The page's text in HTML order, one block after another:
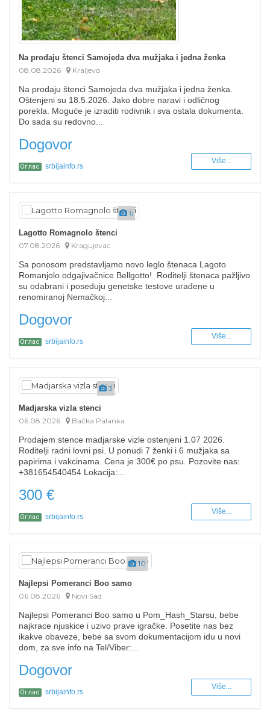
Na prodaju štenci Samojeda dva mužjaka i jedna ženka
08.08.2026
Kraljevo
Na prodaju štenci Samojeda dva mužjaka i jedna ženka.
Oštenjeni su 18.5.2026. Jako dobre naravi i odličnog
porekla. Moguće je izraditi rodivnik i sva ostala dokumenta.
Do sada su redovno...
Dogovor
Оглас srbijainfo.rs
Više...
6
Lagotto Romagnolo štenci
07.08.2026
Kragujevac
Sa ponosom predstavljamo novo leglo štenaca Lagoto
Romanjolo odgajivačnice Bellgotto! Roditelji štenaca pažljivo
su odabrani i poseduju genetske testove urađene u
renomiranoj Nemačkoj...
Dogovor
Оглас srbijainfo.rs
Više...
3
Madjarska vizla stenci
06.08.2026
Bačka Palanka
Prodajem stence madjarske vizle ostenjeni 1.07 2026.
Roditelji radni lovni psi. U ponudi 7 ženki i 6 mužjaka sa
papirima i vakcinama. Cena je 300€ po psu. Pozovite nas:
+381654540454 Lokacija:...
300 €
Оглас srbijainfo.rs
Više...
10
Najlepsi Pomeranci Boo samo
06.08.2026
Novi Sad
Najlepsi Pomeranci Boo samo u Pom_Hash_Starsu, bebe
najkrace njuskice i uzivo prave igračke. Posetite nas bez
ikakve obaveze, bebe sa svom dokumentacijom idu u novi
dom, za sve info na Tel/Viber:...
Dogovor
Оглас srbijainfo.rs
Više...